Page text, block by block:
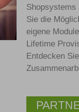
Shopsystems
Sie die
eigene
Lifetime
Entdecken